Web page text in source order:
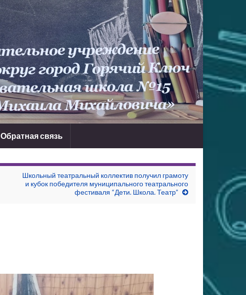
Обратная связь
Школьный театральный коллектив получил грамоту
и кубок победителя муниципального театрального
фестиваля “Дети. Школа. Театр”